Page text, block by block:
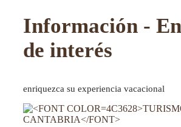
Información -
de interés
enriquezca su experiencia vacacional